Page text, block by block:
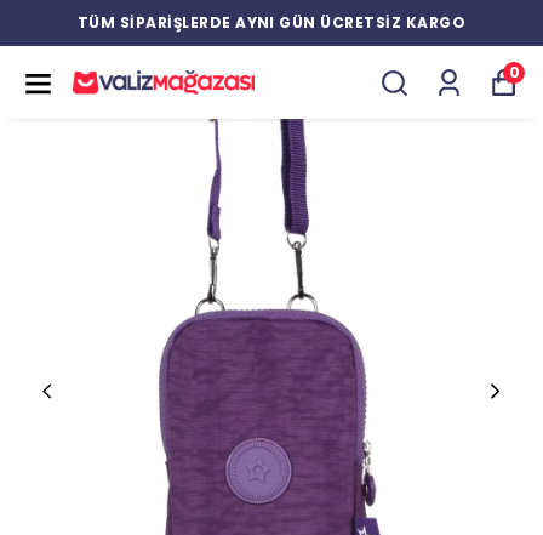
YENİ ÜRÜNLERDE ÖZEL İNDİRİMLER
0